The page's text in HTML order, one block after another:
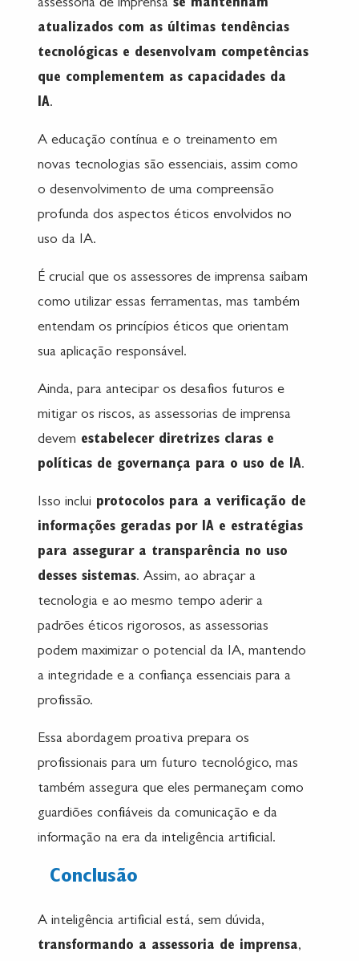
assessoria de imprensa se mantenham
atualizados com as últimas tendências
tecnológicas e desenvolvam competências
que complementem as capacidades da
IA.
A educação contínua e o treinamento em
novas tecnologias são essenciais, assim como
o desenvolvimento de uma compreensão
profunda dos aspectos éticos envolvidos no
uso da IA.
É crucial que os assessores de imprensa saibam
como utilizar essas ferramentas, mas também
entendam os princípios éticos que orientam
sua aplicação responsável.
Ainda, para antecipar os desafios futuros e
mitigar os riscos, as assessorias de imprensa
devem estabelecer diretrizes claras e
políticas de governança para o uso de IA.
Isso inclui protocolos para a verificação de
informações geradas por IA e estratégias
para assegurar a transparência no uso
desses sistemas. Assim, ao abraçar a
tecnologia e ao mesmo tempo aderir a
padrões éticos rigorosos, as assessorias
podem maximizar o potencial da IA, mantendo
a integridade e a confiança essenciais para a
profissão.
Essa abordagem proativa prepara os
profissionais para um futuro tecnológico, mas
também assegura que eles permaneçam como
guardiões confiáveis da comunicação e da
informação na era da inteligência artificial.
Conclusão
A inteligência artificial está, sem dúvida,
transformando a assessoria de imprensa,